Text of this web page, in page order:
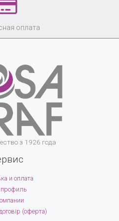
оплата
з 1926 года
и оплата
(оферта)